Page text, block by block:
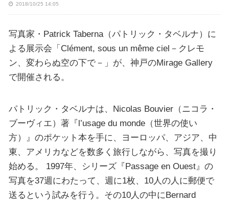
2018/10/25 14:05
写真家・Patrick Taberna（パトリック・タベルナ）に
よる展示会「Clément, sous un même ciel－クレモ
ン、変わらぬ空の下で－」が、神戸のMirage Gallery
で開催される。
パトリック・タベルナは、Nicolas Bouvier（ニコラ・
ブーヴィエ）著『l’usage du monde（世界の使い
方）』のポケット本を手に、ヨーロッパ、アジア、中
東、アメリカなどを数多く旅行しながら、写真を撮り
始める。 1997年、シリーズ『Passage en Ouest』の
写真を37週にわたって、週に1枚、10人の人に郵便で
送るという試みを行う。その10人の中にBernard